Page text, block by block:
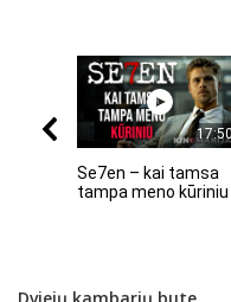
17:50
Se7en – kai tamsa
tampa meno kūriniu
Dviejų kambarių bute